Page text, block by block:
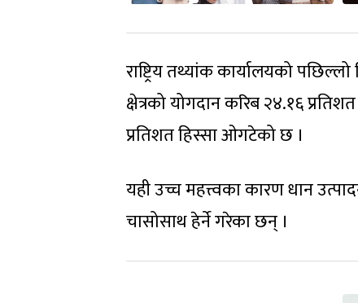
राष्ट्रिय तथ्यांक कार्यालयको
क्षेत्रको योगदान करिब २४.१६
प्रतिशत हिस्सा ओगटेको छ ।
यही उच्च महत्त्वका कारण धान
चासोसाथ हेर्ने गरेका छन् ।